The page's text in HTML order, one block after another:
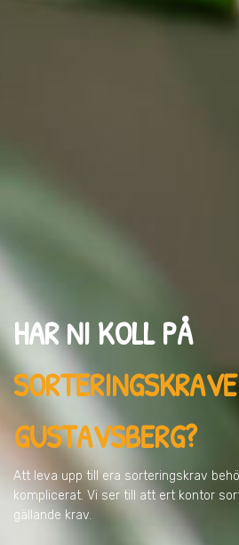
HAR NI KOLL PÅ
GUSTAVSBERG?
Att leva upp till era sorteringskrav
komplicerat. Vi ser till att ert kontor
gällande krav.